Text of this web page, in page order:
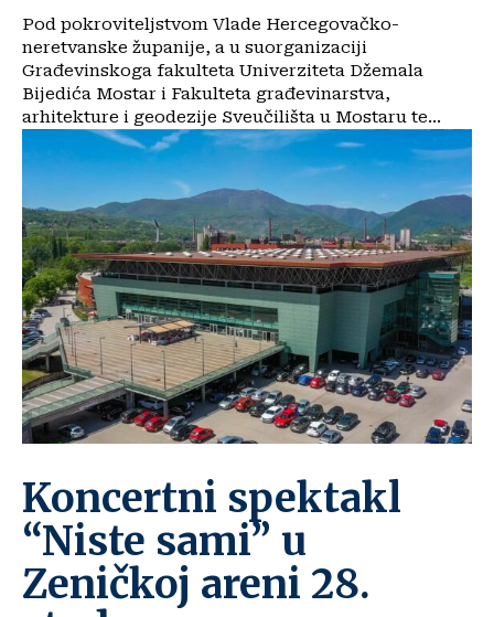
Pod pokroviteljstvom Vlade Hercegovačko-
neretvanske županije, a u suorganizaciji
Građevinskoga fakulteta Univerziteta Džemala
Bijedića Mostar i Fakulteta građevinarstva,
arhitekture i geodezije Sveučilišta u Mostaru te...
Koncertni spektakl
“Niste sami” u
Zeničkoj areni 28.